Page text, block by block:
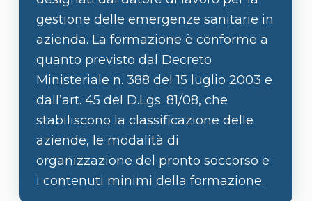
gestione delle emergenze sanitarie in
azienda. La formazione è conforme a
quanto previsto dal Decreto
Ministeriale n. 388 del 15 luglio 2003 e
dall’art. 45 del D.Lgs. 81/08, che
stabiliscono la classificazione delle
aziende, le modalità di
organizzazione del pronto soccorso e
i contenuti minimi della formazione.